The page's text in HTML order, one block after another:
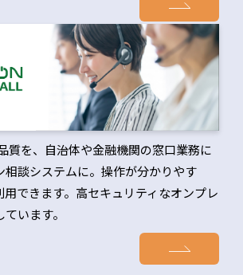
質を、自治体や金融機関の窓口業務に
相談システムに。操作が分かりやす
用できます。高セキュリティなオンプレ
います。